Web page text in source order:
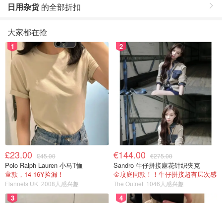
日用杂货的全部折扣
大家都在抢
1
£23.00 £45.00
Polo Ralph Lauren 小马T恤
童款，14-16Y捡漏！
Flannels UK 2008人感兴趣
2
€144.00 €275.00
Sandro 牛仔拼接麻花针织夹克
金玟庭同款！！牛仔拼接超有层次感
The Outnet 1046人感兴趣
3 4